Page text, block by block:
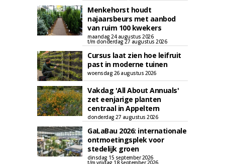
Menkehorst houdt
najaarsbeurs met aanbod
van ruim 100 kwekers
maandag 24 augustus 2026
t/m donderdag 27 augustus 2026
Cursus laat zien hoe leifruit
past in moderne tuinen
woensdag 26 augustus 2026
Vakdag 'All About Annuals'
zet eenjarige planten
centraal in Appeltern
donderdag 27 augustus 2026
GaLaBau 2026: internationale
ontmoetingsplek voor
stedelijk groen
dinsdag 15 september 2026
t/m vrijdag 18 september 2026